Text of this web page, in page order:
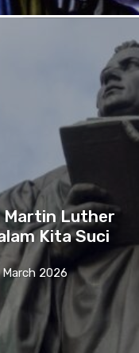
Martin Luther
Kita Suci
2026